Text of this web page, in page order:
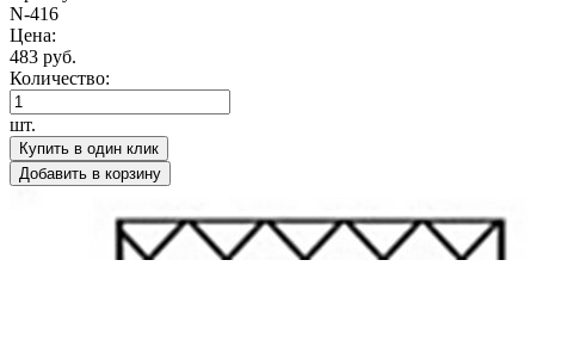
N-416
Цена:
483 руб.
Количество:
шт.
Купить в один клик
Добавить в корзину